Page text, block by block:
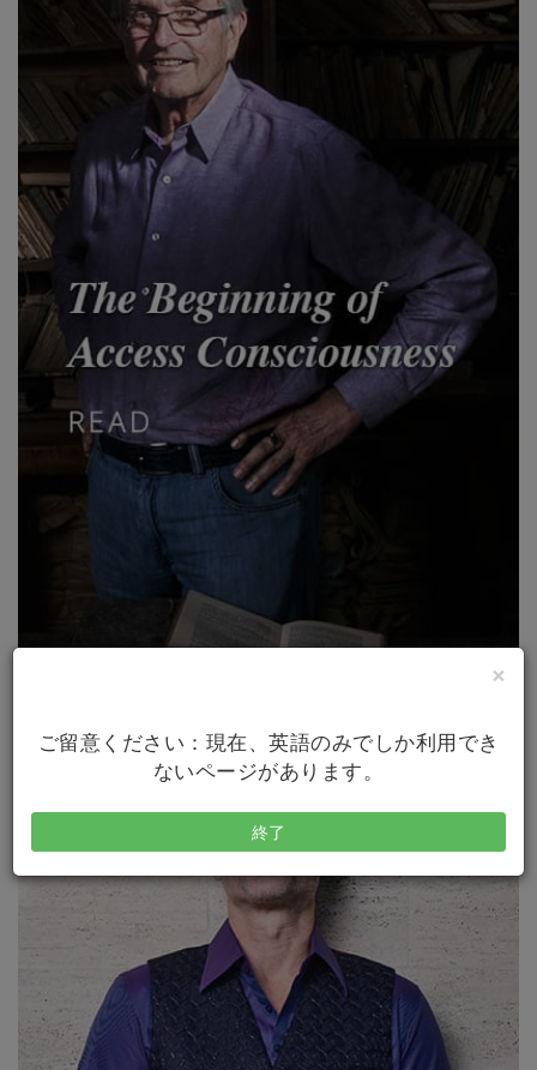
×
ご留意ください：現在、英語のみでしか利用でき
ないページがあります。
終了